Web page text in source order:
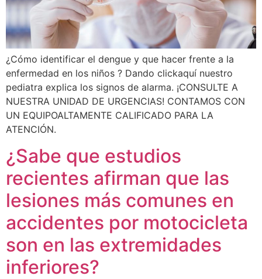
¿Cómo identificar el dengue y que hacer frente a la
enfermedad en los niños ? Dando clickaquí nuestro
pediatra explica los signos de alarma. ¡CONSULTE A
NUESTRA UNIDAD DE URGENCIAS! CONTAMOS CON
UN EQUIPOALTAMENTE CALIFICADO PARA LA
ATENCIÓN.
¿Sabe que estudios
recientes afirman que las
lesiones más comunes en
accidentes por motocicleta
son en las extremidades
inferiores?